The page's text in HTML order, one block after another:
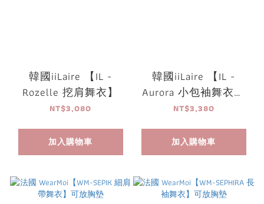
韓國iiLaire 【IL -
Rozelle 挖肩舞衣】
NT$3,080
加入購物車
韓國iiLaire 【IL -
Aurora 小包袖舞衣】
可放胸墊
NT$3,380
加入購物車